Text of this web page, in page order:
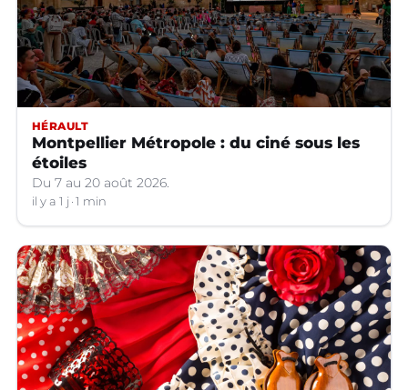
HÉRAULT
Montpellier Métropole : du ciné sous les
étoiles
Du 7 au 20 août 2026.
il y a 1 j 1 min